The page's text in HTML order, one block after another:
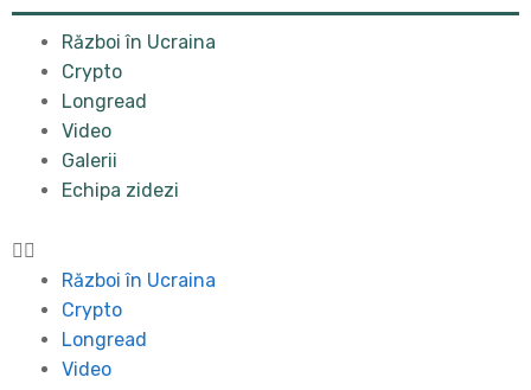
Război în Ucraina
Crypto
Longread
Video
Galerii
Echipa zidezi
Război în Ucraina
Crypto
Longread
Video